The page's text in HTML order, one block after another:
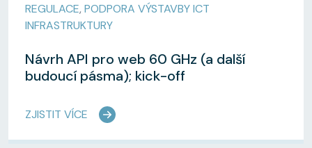
REGULACE, PODPORA VÝSTAVBY ICT
INFRASTRUKTURY
Návrh API pro web 60 GHz (a další
budoucí pásma); kick-off
ZJISTIT VÍCE